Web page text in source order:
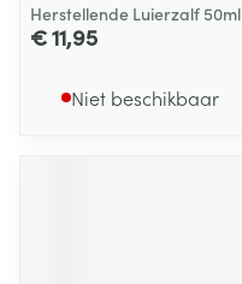
Herstellende Luierzalf 50ml
€ 11,95
Niet beschikbaar